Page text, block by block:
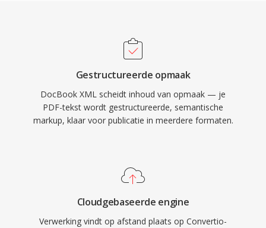
Gestructureerde opmaak
DocBook XML scheidt inhoud van opmaak — je
PDF-tekst wordt gestructureerde, semantische
markup, klaar voor publicatie in meerdere formaten.
Cloudgebaseerde engine
Verwerking vindt op afstand plaats op Convertio-